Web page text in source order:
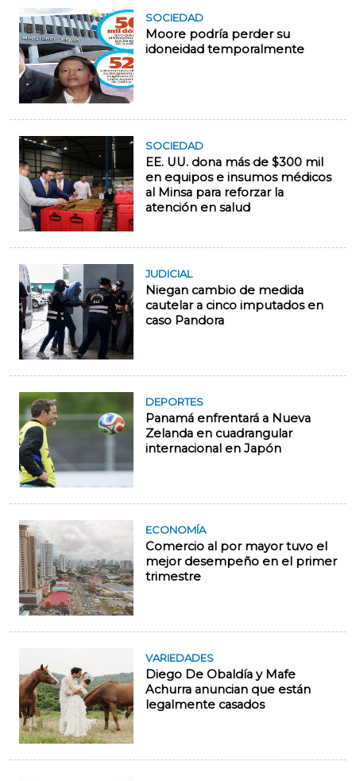
SOCIEDAD
Moore podría perder su
idoneidad temporalmente
SOCIEDAD
EE. UU. dona más de $300 mil
en equipos e insumos médicos
al Minsa para reforzar la
atención en salud
JUDICIAL
Niegan cambio de medida
cautelar a cinco imputados en
caso Pandora
DEPORTES
Panamá enfrentará a Nueva
Zelanda en cuadrangular
internacional en Japón
ECONOMÍA
Comercio al por mayor tuvo el
mejor desempeño en el primer
trimestre
VARIEDADES
Diego De Obaldía y Mafe
Achurra anuncian que están
legalmente casados